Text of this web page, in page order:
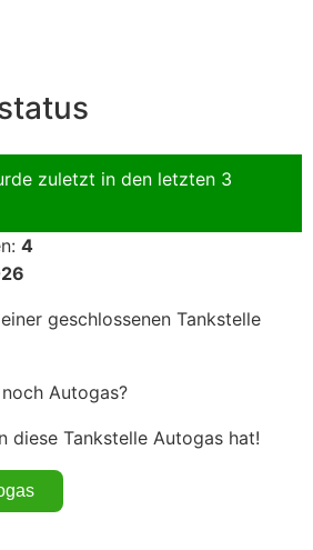
zuletzt in den letzten 3
4
geschlossenen Tankstelle
Autogas?
diese Tankstelle Autogas hat!